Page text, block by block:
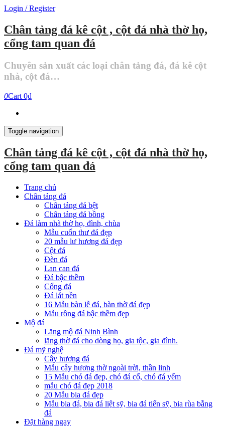
Skip
the
content
Login / Register
Chân tảng đá kê cột , cột đá nhà thờ họ,
cổng tam quan đá
Chuyên sản xuất các loại chân tảng đá, đá kê cột
nhà, cột đá…
0Cart 0₫
Toggle navigation
Chân tảng đá kê cột , cột đá nhà thờ họ,
cổng tam quan đá
Trang chủ
Chân tảng đá
Chân tảng đá bệt
Chân tảng đá bồng
Đá làm nhà thờ họ, đình, chùa
Mẫu cuốn thư đá đẹp
20 mẫu lư hương đá đẹp
Cột đá
Đèn đá
Lan can đá
Đá bậc thềm
Cổng đá
Đá lát nền
16 Mẫu bàn lễ đá, bàn thờ đá đẹp
Mẫu rồng đá bậc thềm đẹp
Mộ đá
Lăng mộ đá Ninh Bình
lăng thờ đá cho dòng họ, gia tộc, gia đình.
Đá mỹ nghệ
Cây hương đá
Mẫu cây hương thờ ngoài trời, thần linh
15 Mẫu chó đá đẹp, chó đá cổ, chó đá yểm
mẫu chó đá đẹp 2018
20 Mẫu bia đá đẹp
Mẫu bia đá, bia đá liệt sỹ, bia đá tiến sỹ, bia rùa bằng
đá
Đặt hàng ngay